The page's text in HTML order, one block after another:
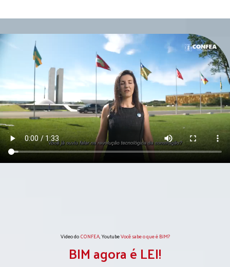
Video doCONFEA, YoutubeVocê sabe o que é BIM?
BIM agora é LEI!